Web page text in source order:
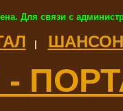
Для связи с
ШАНСОН